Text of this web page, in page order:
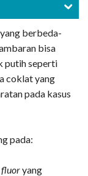
berbeda-
bisa
putih seperti
coklat yang
pada kasus
pada:
fluoryang